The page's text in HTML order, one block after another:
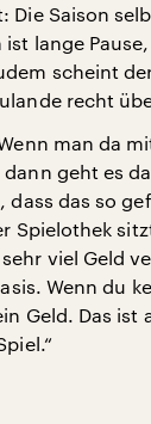
Die Saison
lange
scheint
recht
man da
geht es
dass das so
Spielothek
viel Geld
Wenn du
Geld. Das ist